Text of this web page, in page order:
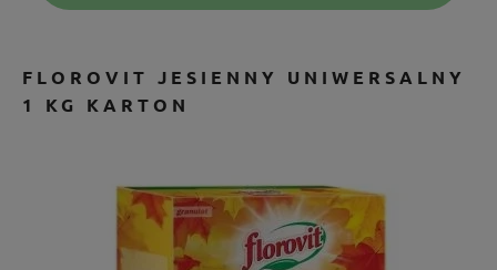
FLOROVIT JESIENNY UNIWERSALNY
1 KG KARTON